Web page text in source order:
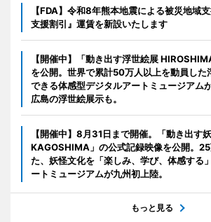
【FDA】令和8年熊本地震による被災地域
支援割引』運賃を新設いたします
【開催中】「動き出す浮世絵展
を公開。世界で累計50万人以上を動員した
できる体感型デジタルアートミュージアム
広島の浮世絵展示も。
【開催中】8月31日まで開催。「動き出す
KAGOSHIMA」の公式記録映像を公開。
た、妖怪文化を「楽しみ、学び、体感する
ートミュージアムが九州初上陸。
もっと見る